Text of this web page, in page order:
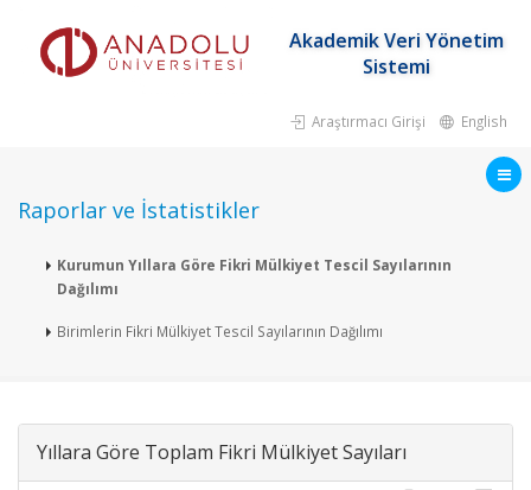
Akademik Veri Yönetim
Sistemi
Araştırmacı Girişi English
Raporlar ve İstatistikler
Kurumun Yıllara Göre Fikri Mülkiyet Tescil Sayılarının
Dağılımı
Birimlerin Fikri Mülkiyet Tescil Sayılarının Dağılımı
Yıllara Göre Toplam Fikri Mülkiyet Sayıları